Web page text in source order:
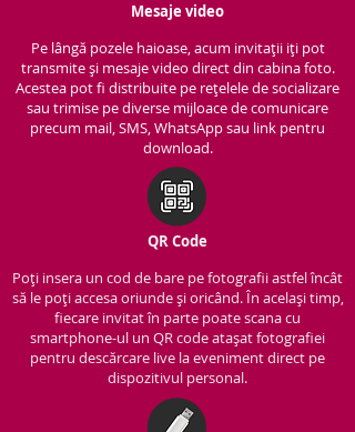
Mesaje video
Pe lângă pozele haioase, acum invitații iți pot
transmite și mesaje video direct din cabina foto.
Acestea pot fi distribuite pe rețelele de socializare
sau trimise pe diverse mijloace de comunicare
precum mail, SMS, WhatsApp sau link pentru
download.
QR Code
Poți insera un cod de bare pe fotografii astfel încât
să le poți accesa oriunde și oricând. În același timp,
fiecare invitat în parte poate scana cu
smartphone-ul un QR code atașat fotografiei
pentru descărcare live la eveniment direct pe
dispozitivul personal.